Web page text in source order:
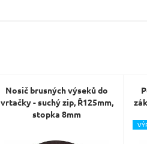
Nosič brusných výseků do
vrtačky - suchý zip, Ř125mm,
stopka 8mm
V